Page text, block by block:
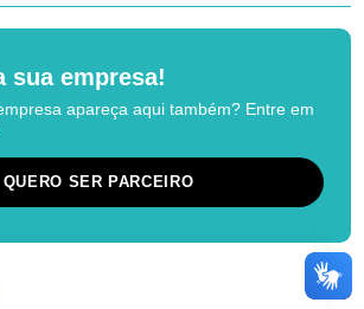
sua empresa!
apareça aqui também? Entre em
QUERO SER PARCEIRO